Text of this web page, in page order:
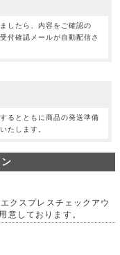
したら、内容をご確認の
付確認メールが自動配信さ
るとともに商品の発送準備
たします。
クスプレスチェックアウ
意しております。